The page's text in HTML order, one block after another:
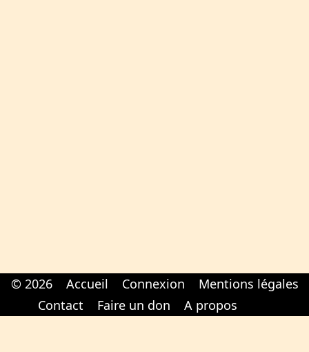
© 2026 Accueil Connexion
Mentions légales
Contact
Faire un don A propos